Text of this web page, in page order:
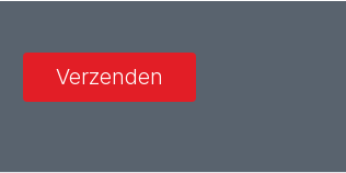
Verzenden